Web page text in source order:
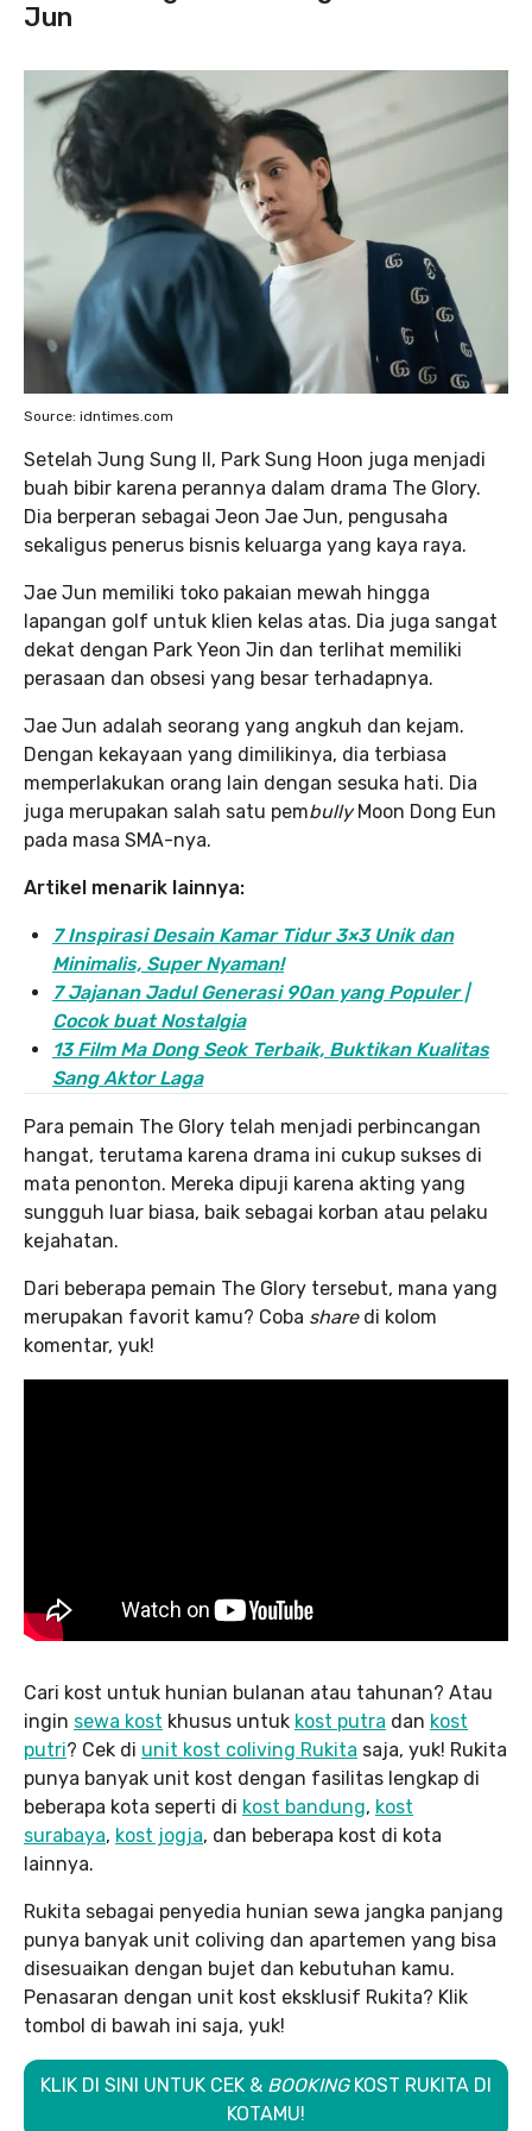
Jun
Source: idntimes.com
Setelah Jung Sung Il, Park Sung Hoon juga menjadi
buah bibir karena perannya dalam drama The Glory.
Dia berperan sebagai Jeon Jae Jun, pengusaha
sekaligus penerus bisnis keluarga yang kaya raya.
Jae Jun memiliki toko pakaian mewah hingga
lapangan golf untuk klien kelas atas. Dia juga sangat
dekat dengan Park Yeon Jin dan terlihat memiliki
perasaan dan obsesi yang besar terhadapnya.
Jae Jun adalah seorang yang angkuh dan kejam.
Dengan kekayaan yang dimilikinya, dia terbiasa
memperlakukan orang lain dengan sesuka hati. Dia
juga merupakan salah satu pembullyMoon Dong Eun
pada masa SMA-nya.
Artikel menarik lainnya:
7 Inspirasi Desain Kamar Tidur 3×3 Unik dan
Minimalis, Super Nyaman!
7 Jajanan Jadul Generasi 90an yang Populer |
Cocok buat Nostalgia
13 Film Ma Dong Seok Terbaik, Buktikan Kualitas
Sang Aktor Laga
Para pemain The Glory telah menjadi perbincangan
hangat, terutama karena drama ini cukup sukses di
mata penonton. Mereka dipuji karena akting yang
sungguh luar biasa, baik sebagai korban atau pelaku
kejahatan.
Dari beberapa pemain The Glory tersebut, mana yang
merupakan favorit kamu? Coba share di kolom
komentar, yuk!
Cari kost untuk hunian bulanan atau tahunan? Atau
ingin sewa kost khusus untuk kost putra dan kost
putri? Cek di unit kost coliving Rukita saja, yuk! Rukita
punya banyak unit kost dengan fasilitas lengkap di
beberapa kota seperti di kost bandung, kost
surabaya, kost jogja, dan beberapa kost di kota
lainnya.
Rukita sebagai penyedia hunian sewa jangka panjang
punya banyak unit coliving dan apartemen yang bisa
disesuaikan dengan bujet dan kebutuhan kamu.
Penasaran dengan unit kost eksklusif Rukita? Klik
tombol di bawah ini saja, yuk!
KLIK DI SINI UNTUK CEK & BOOKING KOST RUKITA DI
KOTAMU!